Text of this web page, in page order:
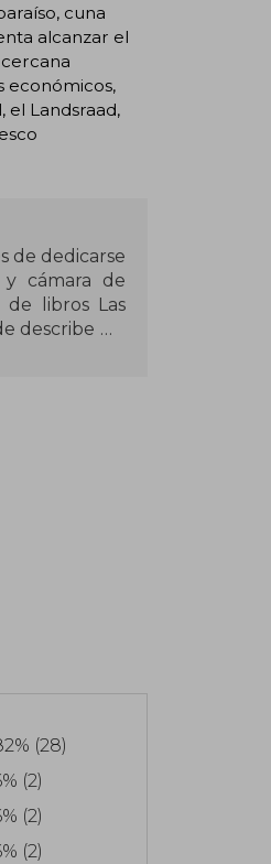
cuna
alcanzar el
económicos,
el Landsraad,
de dedicarse
cámara de
de libros Las
describe un
(28)
(2)
(2)
(2)